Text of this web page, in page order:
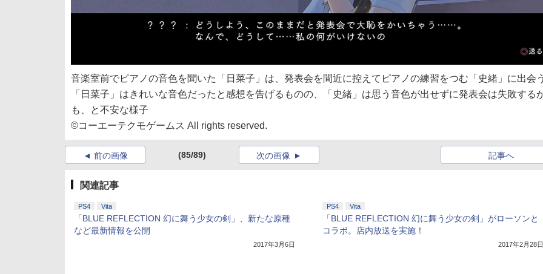
音楽室前でピアノの音色を聞いた「日菜子」は、発表会を間近に控えてピアノの練習をつむ「史緒」に出会う
「日菜子」はきれいな音色だったと感想を告げるものの、「史緒」は思う音色が出せずに発表会は失敗する
も、と不安な様子
©コーエーテクモゲームス All rights reserved.
前の画像 (85/89) 次の画像 記事へ
関連記事
PS4 Vita
「BLUE REFLECTION 幻に舞う少女の剣」、新たな原種
など最新情報を公開
2017年3月6日
PS4 Vita
「BLUE REFLECTION 幻に舞う少女の剣」がローソンと
コラボ。店内放送を実施！
2017年2月28日